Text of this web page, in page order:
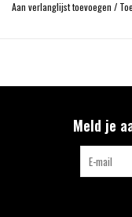
Aan verlanglijst toevoegen /
Meld je